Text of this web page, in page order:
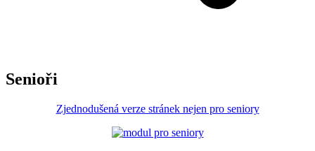
Senioři
Zjednodušená verze stránek nejen pro seniory